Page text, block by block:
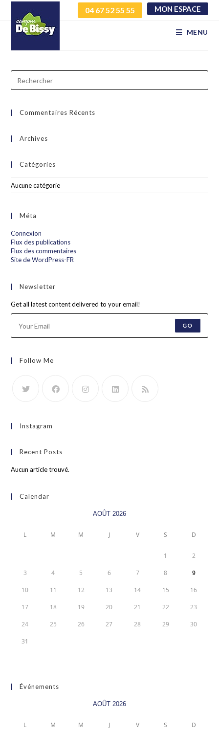
04 67 52 55 55 MON ESPACE
MENU
vrxtnhnsxt inihkitilr
Commentaires Récents
Archives
Catégories
Aucune catégorie
Méta
Connexion
Flux des publications
Flux des commentaires
Site de WordPress-FR
Newsletter
Get all latest content delivered to your email!
GO
Follow Me
Instagram
Recent Posts
Aucun article trouvé.
Calendar
AOÛT 2026
L M M J V S D
1 2
3 4 5 6 7 8 9
10 11 12 13 14 15 16
17 18 19 20 21 22 23
24 25 26 27 28 29 30
31
Événements
AOÛT 2026
L M M J V S D